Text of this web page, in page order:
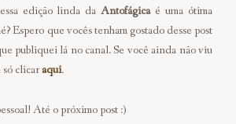
edição linda daAntofágicaé uma ótima
Espero que vocês tenham gostado desse post
publiquei lá no canal. Se você ainda não viu
clicaraqui.
Até o próximo post :)